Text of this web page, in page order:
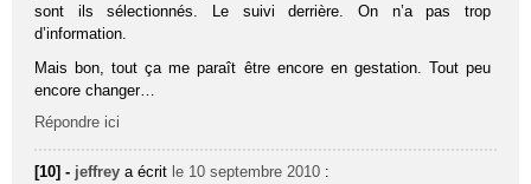
sont ils sélectionnés. Le suivi derrière. On n’a pas trop
d’information.
Mais bon, tout ça me paraît être encore en gestation. Tout peu
encore changer…
Répondre ici
[10] - jeffrey a écrit le 10 septembre 2010 :